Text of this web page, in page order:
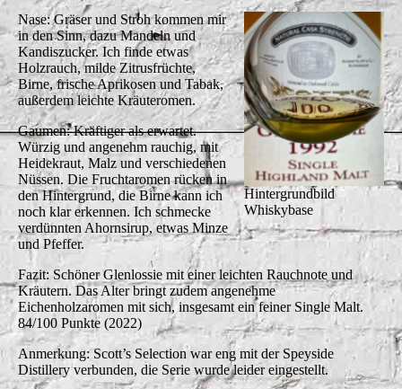
Hintergrundbild
Whiskybase
Nase: Gräser und Stroh kommen mir
in den Sinn, dazu Mandeln und
Kandiszucker. Ich finde etwas
Holzrauch, milde Zitrusfrüchte,
Birne, frische Aprikosen und Tabak,
außerdem leichte Kräuteromen.
Gaumen: Kräftiger als erwartet.
Würzig und angenehm rauchig, mit
Heidekraut, Malz und verschiedenen
Nüssen. Die Fruchtaromen rücken in
den Hintergrund, die Birne kann ich
noch klar erkennen. Ich schmecke
verdünnten Ahornsirup, etwas Minze
und Pfeffer.
Fazit: Schöner Glenlossie mit einer leichten Rauchnote und
Kräutern. Das Alter bringt zudem angenehme
Eichenholzaromen mit sich, insgesamt ein feiner Single Malt.
84/100 Punkte (2022)
Anmerkung: Scott’s Selection war eng mit der Speyside
Distillery verbunden, die Serie wurde leider eingestellt.